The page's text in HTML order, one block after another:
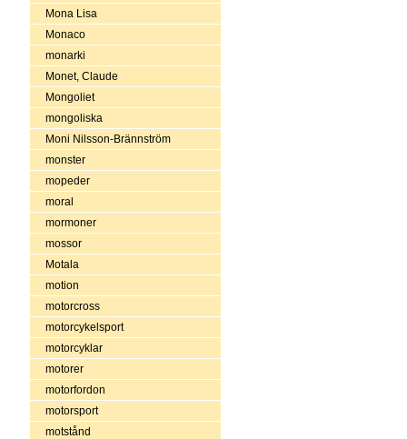
Mona Lisa
Monaco
monarki
Monet, Claude
Mongoliet
mongoliska
Moni Nilsson-Brännström
monster
mopeder
moral
mormoner
mossor
Motala
motion
motorcross
motorcykelsport
motorcyklar
motorer
motorfordon
motorsport
motstånd